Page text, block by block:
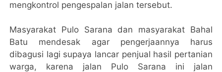
mengkontrol pengespalan jalan tersebut.
Masyarakat Pulo Sarana dan masyarakat Bahal
Batu mendesak agar pengerjaannya harus
dibagusi lagi supaya lancar penjual hasil pertanian
warga, karena jalan Pulo Sarana ini jalan